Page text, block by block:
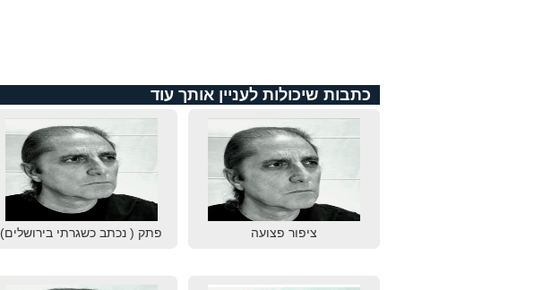
כתבות שיכולות לעניין אותך עוד
ציפור פצועה פתק ( נכתב כשגרתי בירושלים)